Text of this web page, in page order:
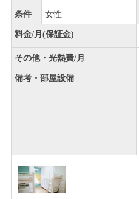
条件 女性
料金/月(保証金)
その他・光熱費/月
備考・部屋設備